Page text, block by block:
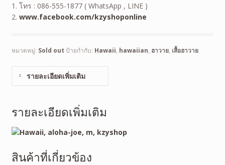
1. โทร : 086-555-1877 ( WhatsApp , LINE )
2. www.facebook.com/kzyshoponline
หมวดหมู่: Sold out ป้ายกำกับ: Hawaii, hawaiian, ฮาวาย, เสื้อฮาวาย
รายละเอียดเพิ่มเติม
รายละเอียดเพิ่มเติม
สินค้าที่เกี่ยวข้อง